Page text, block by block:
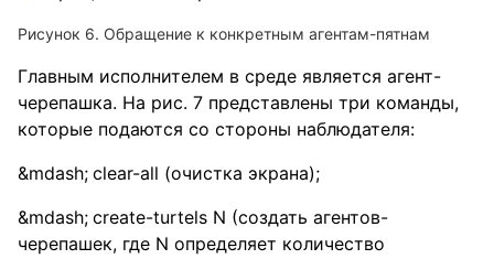
Рисунок 6. Обращение к конкретным агентам-пятнам
Главным исполнителем в среде является агент-
черепашка. На рис. 7 представлены три команды,
которые подаются со стороны наблюдателя:
clear-all (очистка экрана);
create-turtels N (создать агентов-
черепашек, где N определяет количество